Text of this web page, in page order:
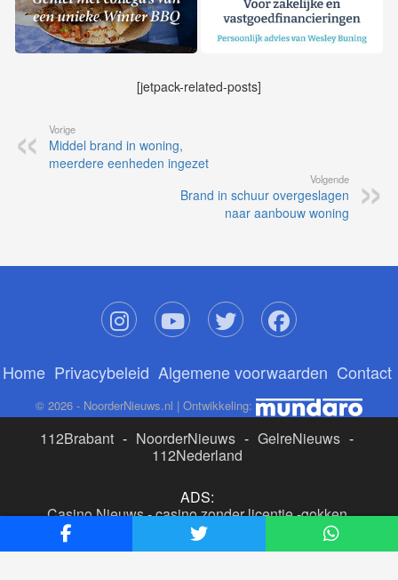
[jetpack-related-posts]
Vorige
Middel brand in woning,
meerdere eenheden ingezet
Volgende
Brand in schuur overgeslagen
naar aanbouw woning
Home Privacybeleid Algemene voorwaarden Contact
© 2026 - NoorderNieuws.nl | Ontwikkeling:
112Brabant - NoorderNieuws - GelreNieuws -
112Nederland
ADS:
Casino Nieuws-casino zonder licentie-gokken
buitenlandse site
beste online casino nederland